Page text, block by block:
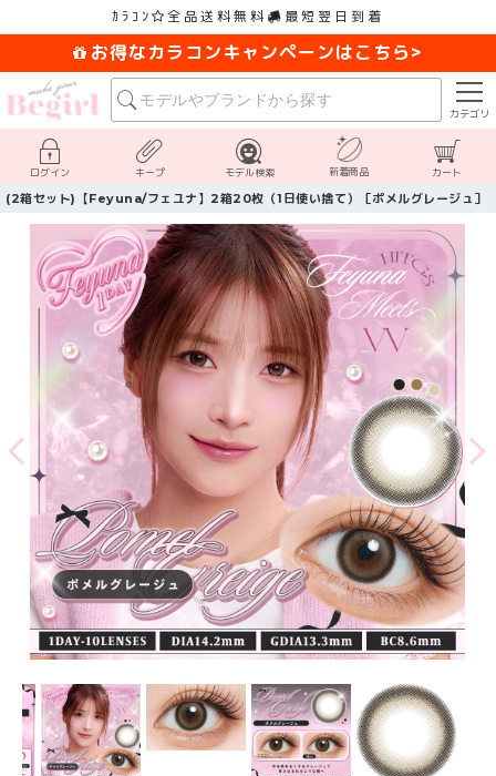
ｶﾗｺﾝ 全品送料無料 最短翌日到着
お得なカラコンキャンペーンはこちら>
カテゴリ
ログイン キープ モデル検索 新着商品 カート
(2箱セット)【Feyuna/フェユナ】2箱20枚（1日使い捨て）［ポメルグレージュ］